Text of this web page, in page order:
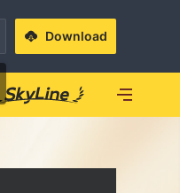
Download